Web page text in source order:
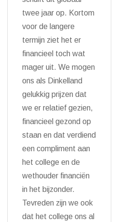
twee jaar op. Kortom
voor de langere
termijn ziet het er
financieel toch wat
mager uit. We mogen
ons als Dinkelland
gelukkig prijzen dat
we er relatief gezien,
financieel gezond op
staan en dat verdiend
een compliment aan
het college en de
wethouder financiën
in het bijzonder.
Tevreden zijn we ook
dat het college ons al